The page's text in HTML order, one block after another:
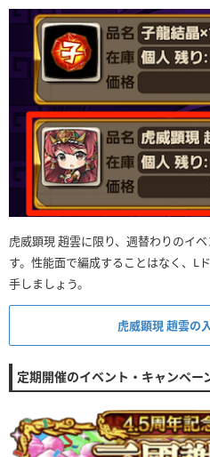
虎威顕現 趙雲に限り、週替わりのイ
す。性能面で編成することはなく、L
手しましょう。
虎威顕現 趙雲の
定期開催のイベント・キャンペー